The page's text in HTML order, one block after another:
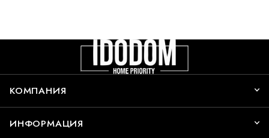
КОМПАНИЯ
ИНФОРМАЦИЯ